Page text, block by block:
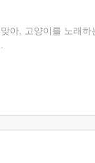
아, 고양이를 노래하